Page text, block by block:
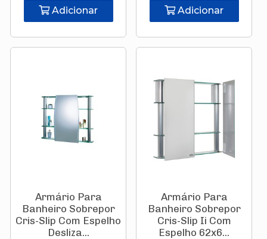
Adicionar Adicionar
Armário Para
Banheiro Sobrepor
Cris-Slip Com Espelho
Desliza...
Armário Para
Banheiro Sobrepor
Cris-Slip Ii Com
Espelho 62x6...